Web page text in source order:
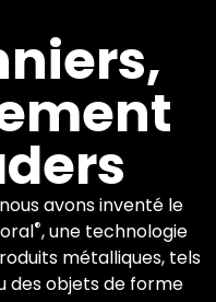
monde.
finitions
avons inventé le
®, une technologie
métalliques, tels
des objets de forme